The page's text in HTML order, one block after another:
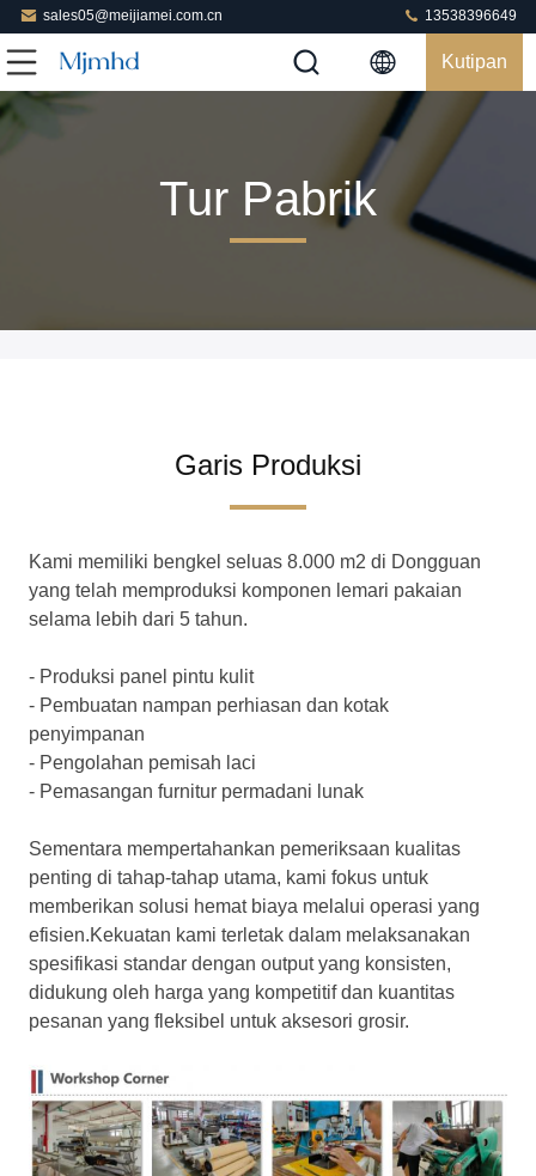
sales05@meijiamei.com.cn 13538396649
Kutipan
Tur Pabrik
Garis Produksi
Kami memiliki bengkel seluas 8.000 m2 di Dongguan
yang telah memproduksi komponen lemari pakaian
selama lebih dari 5 tahun.
- Produksi panel pintu kulit
- Pembuatan nampan perhiasan dan kotak
penyimpanan
- Pengolahan pemisah laci
- Pemasangan furnitur permadani lunak
Sementara mempertahankan pemeriksaan kualitas
penting di tahap-tahap utama, kami fokus untuk
memberikan solusi hemat biaya melalui operasi yang
efisien.Kekuatan kami terletak dalam melaksanakan
spesifikasi standar dengan output yang konsisten,
didukung oleh harga yang kompetitif dan kuantitas
pesanan yang fleksibel untuk aksesori grosir.